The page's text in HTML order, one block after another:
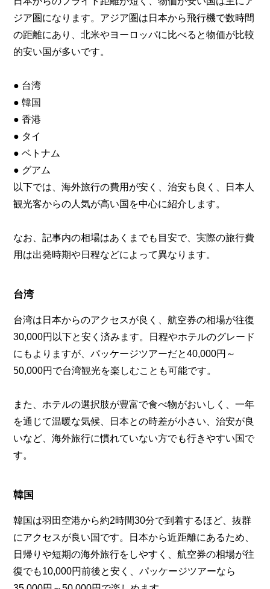
ジア圏になります。アジア圏は日本から飛行機で数時間
の距離にあり、北米やヨーロッパに比べると物価が比較
的安い国が多いです。
● 台湾
● 韓国
● 香港
● タイ
● ベトナム
● グアム
以下では、海外旅行の費用が安く、治安も良く、日本人
観光客からの人気が高い国を中心に紹介します。
なお、記事内の相場はあくまでも目安で、実際の旅行費
用は出発時期や日程などによって異なります。
台湾
台湾は日本からのアクセスが良く、航空券の相場が往復
30,000円以下と安く済みます。日程やホテルのグレード
にもよりますが、パッケージツアーだと40,000円～
50,000円で台湾観光を楽しむことも可能です。
また、ホテルの選択肢が豊富で食べ物がおいしく、一年
を通じて温暖な気候、日本との時差が小さい、治安が良
いなど、海外旅行に慣れていない方でも行きやすい国で
す。
韓国
韓国は羽田空港から約2時間30分で到着するほど、抜群
にアクセスが良い国です。日本から近距離にあるため、
日帰りや短期の海外旅行をしやすく、航空券の相場が往
復でも10,000円前後と安く、パッケージツアーなら